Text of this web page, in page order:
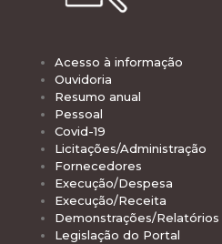
Acesso à informação
Ouvidoria
Resumo anual
Pessoal
Covid-19
Licitações/Administração
Fornecedores
Execução/Despesa
Execução/Receita
Demonstrações/Relatórios
Legislação do Portal